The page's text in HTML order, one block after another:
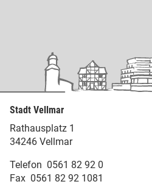
Stadt Vellmar
Rathausplatz 1
34246 Vellmar
Telefon 0561 82 92 0
Fax 0561 82 92 1081